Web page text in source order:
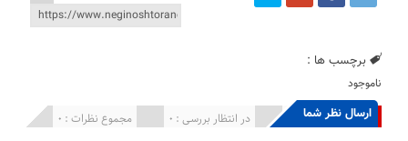
برچسب ها :
ناموجود
ارسال نظر شما مجموع نظرات : 0 در انتظار بررسی : 0 انتشار یافته : 0